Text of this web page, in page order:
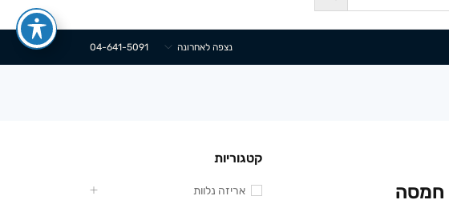
04-641-5091 נצפה לאחרונה
חמסה
קטגוריות
אריזה נלוות